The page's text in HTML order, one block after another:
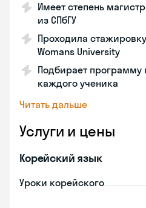
Имеет степень
из СПбГУ
Проходила
Womans University
Подбирает программу
каждого ученика
Читать дальше
Услуги и цены
Корейский язык
Уроки корейского